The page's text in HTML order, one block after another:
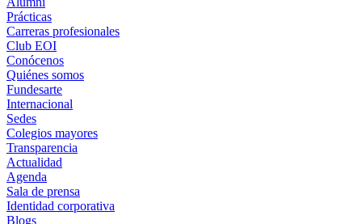
Prácticas
Carreras profesionales
Club EOI
Conócenos
Quiénes somos
Fundesarte
Internacional
Sedes
Colegios mayores
Transparencia
Actualidad
Agenda
Sala de prensa
Identidad corporativa
Blogs